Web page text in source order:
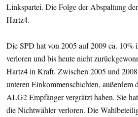
Linkspartei. Die Folge der Abspaltung
Hartz4.
Die SPD hat von 2005 auf 2009 ca. 10%
verloren und bis heute nicht
Hartz4 in Kraft. Zwischen 2005 und
unteren Einkommenschichten, außerdem
ALG2 Empfänger vergrätzt haben. Sie
die Nichtwähler verloren. Die